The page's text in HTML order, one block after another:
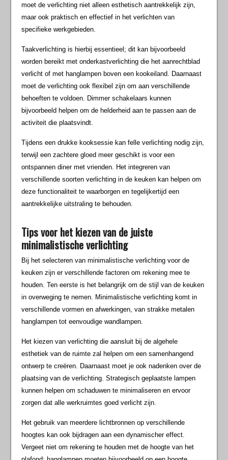
moet de verlichting niet alleen esthetisch aantrekkelijk zijn,
maar ook praktisch en effectief in het verlichten van
specifieke werkgebieden.
Taakverlichting is hierbij essentieel; dit kan bijvoorbeeld
worden bereikt met onderkastverlichting die het aanrechtblad
verlicht of met hanglampen boven een kookeiland. Daarnaast
moet de verlichting ook flexibel zijn om aan verschillende
behoeften te voldoen. Dimmer schakelaars kunnen
bijvoorbeeld helpen om de helderheid aan te passen aan de
activiteit die plaatsvindt.
Tijdens een drukke kooksessie kan felle verlichting nodig zijn,
terwijl een zachtere gloed meer geschikt is voor een
ontspannen diner met vrienden. Het integreren van
verschillende soorten verlichting in de keuken kan helpen om
deze functionaliteit te waarborgen en tegelijkertijd een
aantrekkelijke uitstraling te behouden.
Tips voor het kiezen van de juiste
minimalistische verlichting
Bij het selecteren van minimalistische verlichting voor de
keuken zijn er verschillende factoren om rekening mee te
houden. Ten eerste is het belangrijk om de stijl van de keuken
in overweging te nemen. Minimalistische verlichting komt in
verschillende vormen en afwerkingen, van strakke metalen
hanglampen tot eenvoudige wandlampen.
Het kiezen van verlichting die aansluit bij de algehele
esthetiek van de ruimte zal helpen om een samenhangend
ontwerp te creëren. Daarnaast moet je ook nadenken over de
plaatsing van de verlichting. Strategisch geplaatste lampen
kunnen helpen om schaduwen te minimaliseren en ervoor
zorgen dat alle werkruimtes goed verlicht zijn.
Het gebruik van meerdere lichtbronnen op verschillende
hoogtes kan ook bijdragen aan een dynamischer effect.
Vergeet niet om rekening te houden met de hoogte van het